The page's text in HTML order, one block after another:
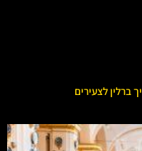
ברלין לצעירים